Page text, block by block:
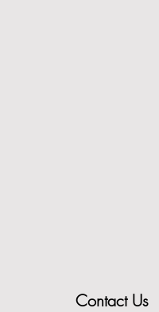
Contact Us